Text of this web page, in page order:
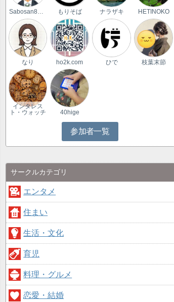
もりそば ナラザキ HETINOKO
なり ho2k.com ひで 枝葉末節
インタレス
ト・ウォッチ
40hige
参加者一覧
サークルカテゴリ
エンタメ
住まい
生活・文化
育児
料理・グルメ
恋愛・結婚